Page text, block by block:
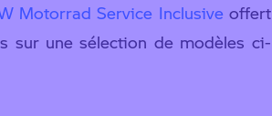
Motorrad Service Inclusive offert
une sélection de modèles ci-